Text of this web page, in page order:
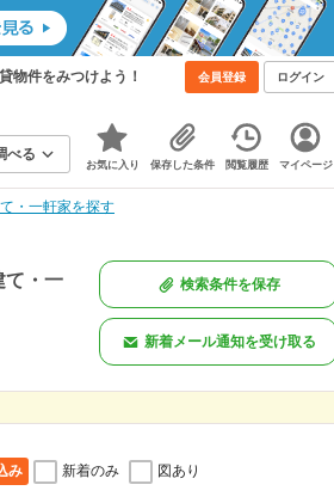
物件をみつけよう！ 会員登録 ログイン
べる
お気に入り 保存した条件 閲覧履歴 マイページ
・一軒家を探す
て・一
検索条件を保存
新着メール通知を受け取る
み 新着のみ 図あり